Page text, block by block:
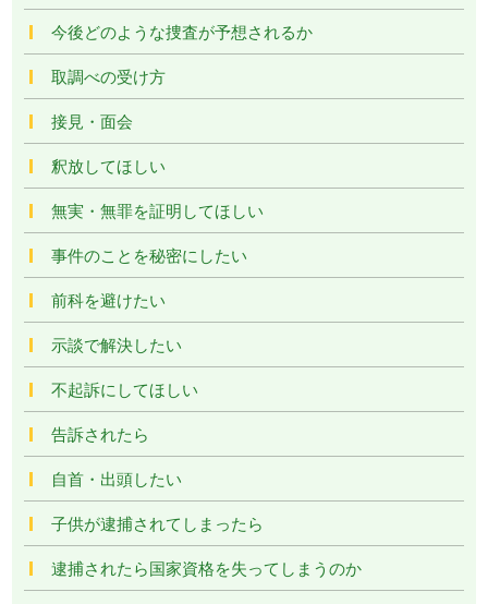
今後どのような捜査が予想されるか
取調べの受け方
接見・面会
釈放してほしい
無実・無罪を証明してほしい
事件のことを秘密にしたい
前科を避けたい
示談で解決したい
不起訴にしてほしい
告訴されたら
自首・出頭したい
子供が逮捕されてしまったら
逮捕されたら国家資格を失ってしまうのか